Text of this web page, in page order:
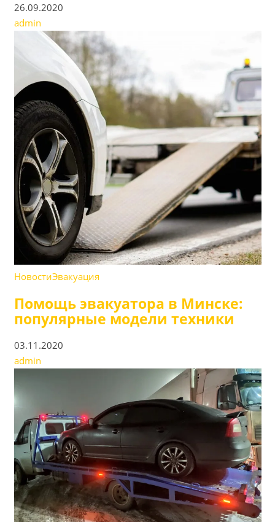
26.09.2020
admin
НовостиЭвакуация
Помощь эвакуатора в Минске:
популярные модели техники
03.11.2020
admin